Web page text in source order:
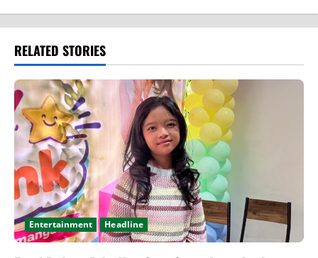
RELATED STORIES
Entertainment Headline